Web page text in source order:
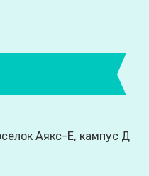
Аякс-E, кампус Д